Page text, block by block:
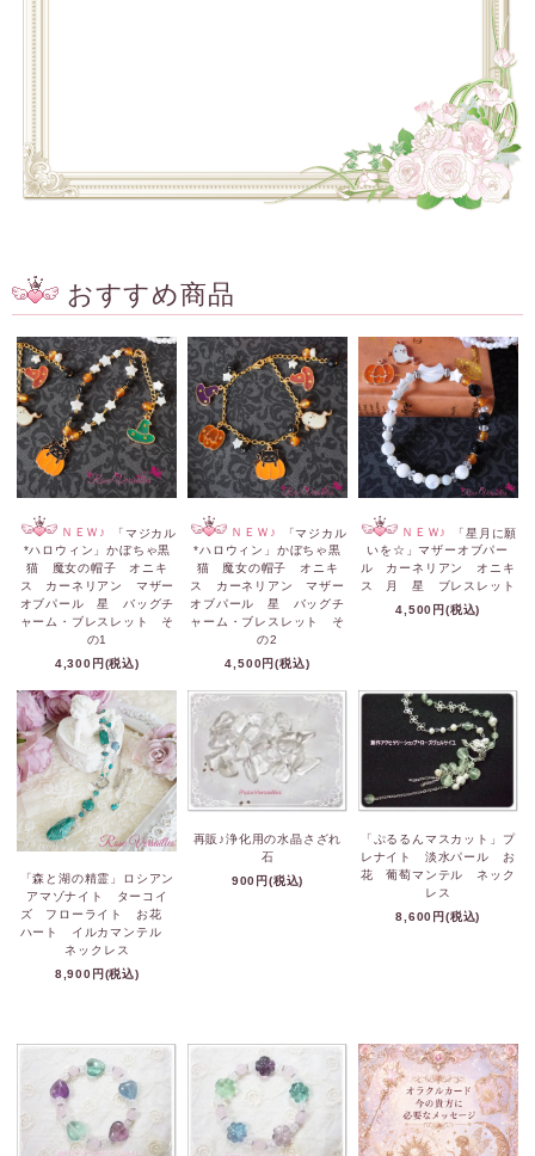
おすすめ商品
ＮＥＷ♪
「マジカル
*ハロウィン」かぼちゃ黒
猫 魔女の帽子 オニキ
ス カーネリアン マザー
オブパール 星 バッグチ
ャーム・ブレスレット そ
の1
4,300円(税込)
ＮＥＷ♪
「マジカル
*ハロウィン」かぼちゃ黒
猫 魔女の帽子 オニキ
ス カーネリアン マザー
オブパール 星 バッグチ
ャーム・ブレスレット そ
の2
4,500円(税込)
ＮＥＷ♪
「星月に願
いを☆」マザーオブパー
ル カーネリアン オニキ
ス 月 星 ブレスレット
4,500円(税込)
「森と湖の精霊」ロシアン
アマゾナイト ターコイ
ズ フローライト お花
ハート イルカマンテル
ネックレス
8,900円(税込)
再販♪浄化用の水晶さざれ
石
900円(税込)
「ぷるるんマスカット」プ
レナイト 淡水パール お
花 葡萄マンテル ネック
レス
8,600円(税込)